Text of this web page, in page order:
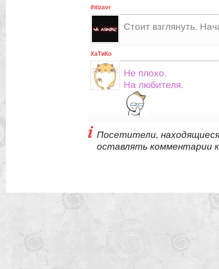
ihtizavr
Стоит взглянуть.
ХаТиКо
Не плохо.
На любителя.
Посетители,
оставлять комментарии